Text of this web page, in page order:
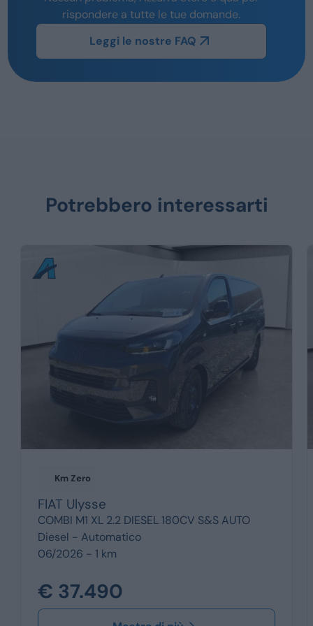
rispondere a tutte le tue domande.
Leggi le nostre FAQ
Potrebbero interessarti
Km Zero
FIAT Ulysse
COMBI M1 XL 2.2 DIESEL 180CV S&S AUTO
Diesel - Automatico
06/2026 - 1 km
€ 37.490